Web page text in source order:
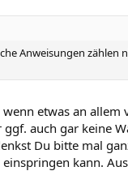
Anweisungen zählen
etwas an allem
auch gar keine
Du bitte mal
kann.